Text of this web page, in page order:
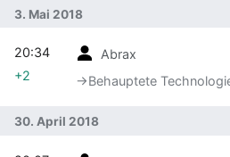
3. Mai 2018
Abrax
→‎Behauptete
20:34
+2
30. April 2018